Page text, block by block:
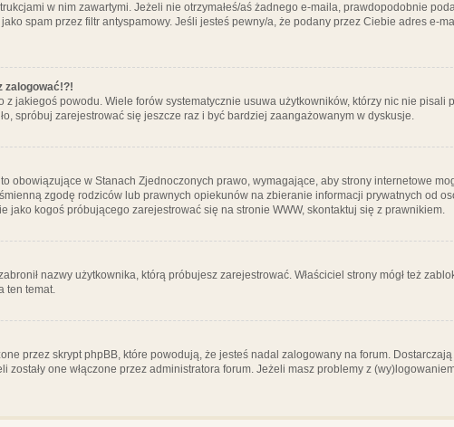
w nim zawartymi. Jeżeli nie otrzymałeś/aś żadnego e-maila, prawdopodobnie
spam przez filtr antyspamowy. Jeśli jesteś pewny/a, że podany przez Ciebie adres e-
zalogować!?!
z jakiegoś powodu. Wiele forów systematycznie usuwa użytkowników, którzy nic nie pisali
spróbuj zarejestrować się jeszcze raz i być bardziej zaangażowanym w dyskusje.
obowiązujące w Stanach Zjednoczonych prawo, wymagające, aby strony internetowe
zgodę rodziców lub prawnych opiekunów na zbieranie informacji prywatnych od
jako kogoś próbującego zarejestrować się na stronie WWW, skontaktuj się z prawnikiem.
nazwy użytkownika, którą próbujesz zarejestrować. Właściciel strony mógł też
ten temat.
przez skrypt phpBB, które powodują, że jesteś nadal zalogowany na forum.
zostały one włączone przez administratora forum. Jeżeli masz problemy z